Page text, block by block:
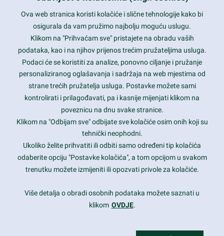
Latest trends and much more...
Contact Info
1600 Amphitheatre Parkway, Mountain View, CA 94043
prothemes.net@gmail.com
Daily: 9:00 am - 6:00 pm
Sunday: Closed
Copyright 2017FRESHFACE© All Rights Reserved
Ova web stranica koristi kolačiće i slične tehnologije kako bi
osigurala da vam pružimo najbolju moguću uslugu.
Klikom na "Prihvaćam sve" pristajete na obradu vaših
podataka, kao i na njihov prijenos trećim pružateljima usluga.
Podaci će se koristiti za analize, ponovno ciljanje i pružanje
personaliziranog oglašavanja i sadržaja na web mjestima od
strane trećih pružatelja usluga. Postavke možete sami
kontrolirati i prilagođavati, pa i kasnije mijenjati klikom na
poveznicu na dnu svake stranice.
Klikom na "Odbijam sve" odbijate sve kolačiće osim onih koji su
tehnički neophodni.
Ukoliko želite prihvatiti ili odbiti samo određeni tip kolačića
odaberite opciju "Postavke kolačića", a tom opcijom u svakom
trenutku možete izmijeniti ili opozvati privole za kolačiće.
Više detalja o obradi osobnih podataka možete saznati u
klikom OVDJE.